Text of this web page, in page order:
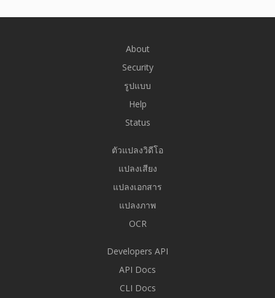
About
Security
รูปแบบ
Help
Status
ตัวแปลงวิดีโอ
แปลงเสียง
แปลงเอกสาร
แปลงภาพ
OCR
Developers API
API Docs
CLI Docs